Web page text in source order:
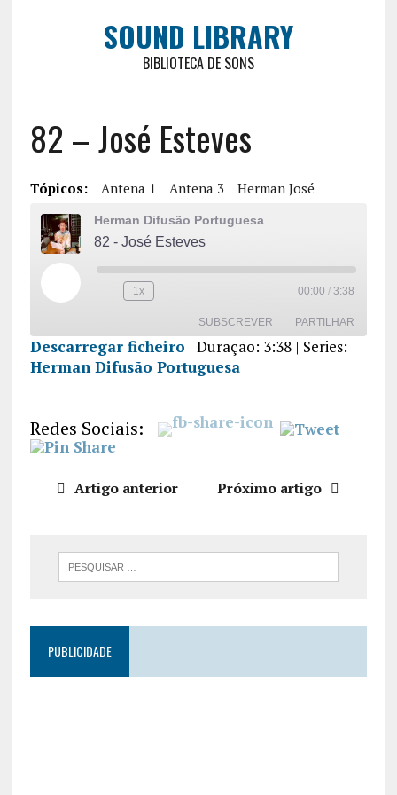
SOUND LIBRARY
BIBLIOTECA DE SONS
82 – José Esteves
Tópicos: Antena 1 Antena 3 Herman José
Herman Difusão Portuguesa
82 - José Esteves
1x 00:00 / 3:38
SUBSCREVER PARTILHAR
PARTILHA
INCORPO
RAR
Descarregar ficheiro | Duração: 3:38| Series:
Herman Difusão Portuguesa
Redes Sociais:
Artigo anterior Próximo artigo
PUBLICIDADE